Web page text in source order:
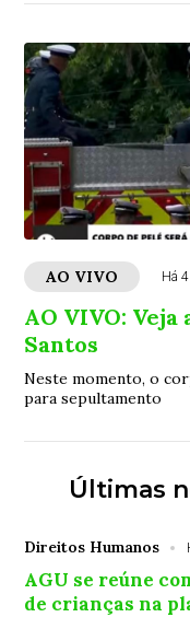
AO VIVO Há
AO VIVO:
Santos
Neste momento, o
para sepultamento
Últimas
Direitos Humanos
AGU se reúne
de crianças na